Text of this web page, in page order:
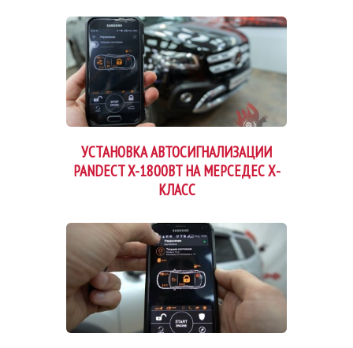
УСТАНОВКА АВТОСИГНАЛИЗАЦИИ
PANDECT X-1800BT НА МЕРСЕДЕС Х-
КЛАСС